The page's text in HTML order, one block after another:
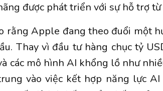
được phát triển với sự hỗ trợ từ
rằng Apple đang theo đuổi một
Thay vì đầu tư hàng chục tỷ
các mô hình AI khổng lồ như
vào việc kết hợp năng lực AI